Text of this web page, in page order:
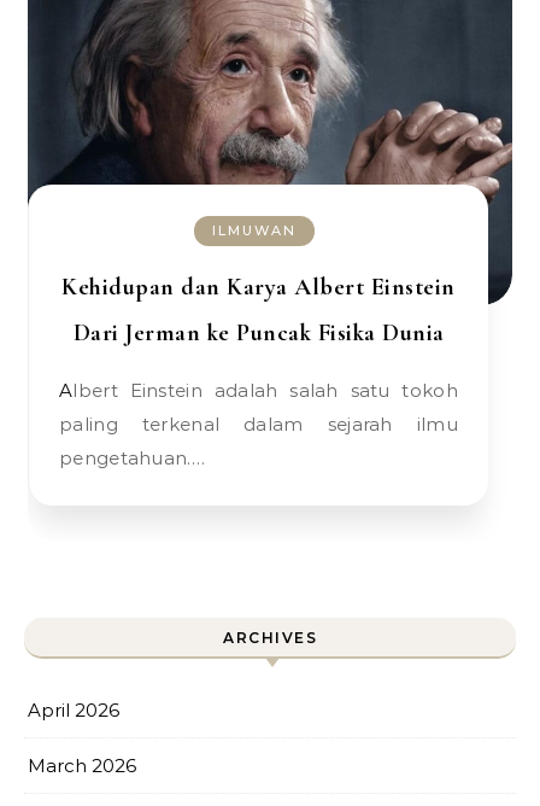
ILMUWAN
Kehidupan dan Karya Albert Einstein
Dari Jerman ke Puncak Fisika Dunia
Albert Einstein adalah salah satu tokoh
paling terkenal dalam sejarah ilmu
pengetahuan.…
ARCHIVES
April 2026
March 2026